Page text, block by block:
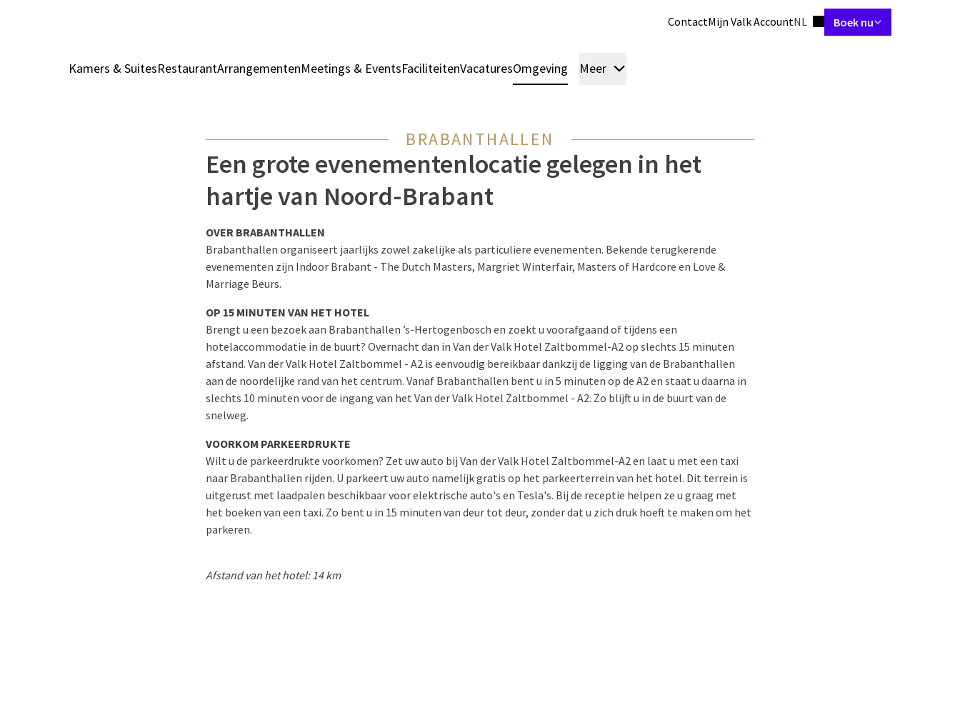
ContactMijn Valk AccountIngestelde taal
NL Boek nu
Kamers & SuitesRestaurantArrangementenMeetings & EventsFaciliteitenVacaturesOmgeving Meer
BRABANTHALLEN
Een grote evenementenlocatie gelegen in het
hartje van Noord-Brabant
OVER BRABANTHALLEN
Brabanthallen organiseert jaarlijks zowel zakelijke als particuliere evenementen. Bekende terugkerende
evenementen zijn Indoor Brabant - The Dutch Masters, Margriet Winterfair, Masters of Hardcore en Love &
Marriage Beurs.
OP 15 MINUTEN VAN HET HOTEL
Brengt u een bezoek aan Brabanthallen ’s-Hertogenbosch en zoekt u voorafgaand of tijdens een
hotelaccommodatie in de buurt? Overnacht dan in Van der Valk Hotel Zaltbommel-A2 op slechts 15 minuten
afstand. Van der Valk Hotel Zaltbommel - A2 is eenvoudig bereikbaar dankzij de ligging van de Brabanthallen
aan de noordelijke rand van het centrum. Vanaf Brabanthallen bent u in 5 minuten op de A2 en staat u daarna in
slechts 10 minuten voor de ingang van het Van der Valk Hotel Zaltbommel - A2. Zo blijft u in de buurt van de
snelweg.
VOORKOM PARKEERDRUKTE
Wilt u de parkeerdrukte voorkomen? Zet uw auto bij Van der Valk Hotel Zaltbommel-A2 en laat u met een taxi
naar Brabanthallen rijden. U parkeert uw auto namelijk gratis op het parkeerterrein van het hotel. Dit terrein is
uitgerust met laadpalen beschikbaar voor elektrische auto's en Tesla's. Bij de receptie helpen ze u graag met
het boeken van een taxi. Zo bent u in 15 minuten van deur tot deur, zonder dat u zich druk hoeft te maken om het
parkeren.
Afstand van het hotel: 14 km